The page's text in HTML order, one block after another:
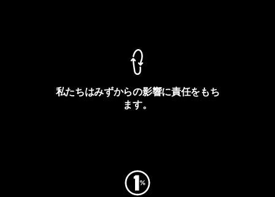
私たちはみずからの影響に責任をもち
ます。